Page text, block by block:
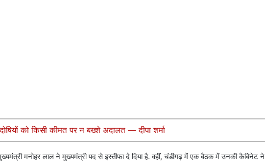
को किसी कीमत पर न बख्शे अदालत — दीपा शर्मा
मनोहर लाल ने मुख्यमंत्री पद से इस्तीफा दे दिया है. वहीं, चंडीगढ़ में एक बैठक में उनकी कैबिनेट ने